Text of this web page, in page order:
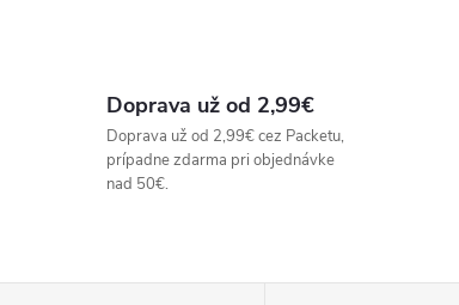
Doprava už od 2,99€
Doprava už od 2,99€ cez Packetu,
prípadne zdarma pri objednávke
nad 50€.